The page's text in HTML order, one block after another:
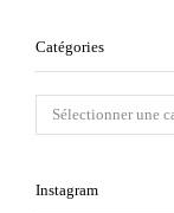
Catégories
Instagram